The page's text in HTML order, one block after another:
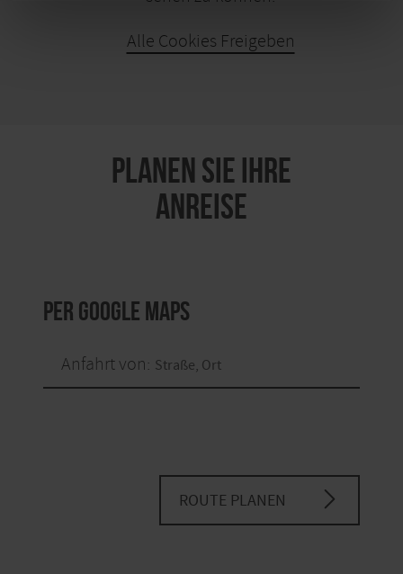
Alle Cookies Freigeben
PLANEN SIE IHRE
ANREISE
per Google Maps
Anfahrt von:
ROUTE PLANEN